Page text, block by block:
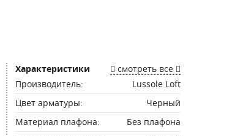
Характеристики
смотреть все
Производитель:
Lussole Loft
Цвет арматуры:
Черный
Материал плафона:
Без плафона